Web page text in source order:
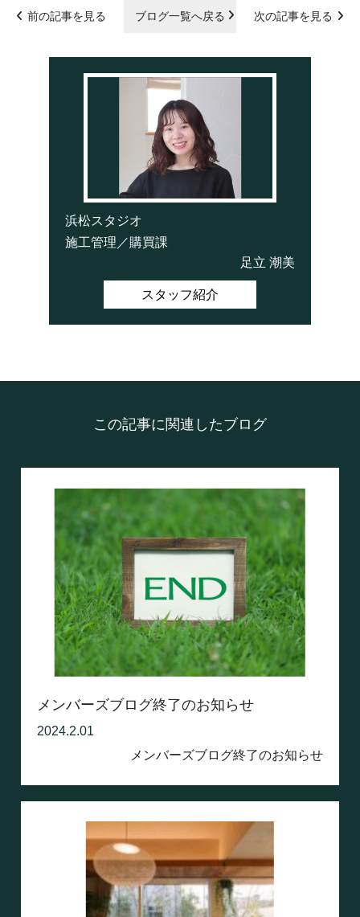
前の記事を見る ブログ一覧へ戻る 次の記事を見る
浜松スタジオ
施工管理／購買課
足立 潮美
スタッフ紹介
この記事に関連したブログ
メンバーズブログ終了のお知らせ
2024.2.01
メンバーズブログ終了のお知らせ